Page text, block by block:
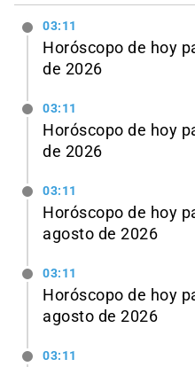
03:11
Horóscopo de hoy
de 2026
03:11
Horóscopo de hoy
de 2026
03:11
Horóscopo de hoy
agosto de 2026
03:11
Horóscopo de hoy
agosto de 2026
03:11